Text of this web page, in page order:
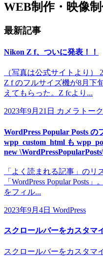
WEB制作・映像
最新記事
Nikon Z f、ついに発表！！
（写真は公式サイトより）
Z f のフルサイズ機が8月下
えてもらった。Z fcより...
2023年9月21日 カメラトーク
WordPress Popular Posts の
wpp_custom_html も
new
「よく読まれる記事」の
「WordPress Popular Posts
をフィル...
2023年9月4日 WordPress
スクロールバーをカスタマ
スクロールバーをカスタマ